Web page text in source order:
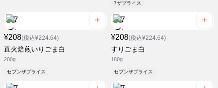
7ザプライス
¥208(税込¥224.64)
直火焙煎いりごま白
200g
セブンザプライス
¥208(税込¥224.64)
すりごま白
180g
セブンザプライス